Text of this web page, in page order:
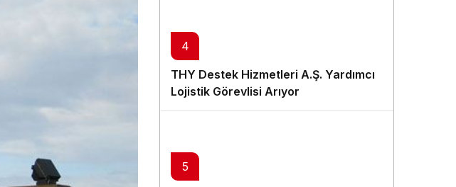
4
THY Destek Hizmetleri A.Ş. Yardımcı
Lojistik Görevlisi Arıyor
5